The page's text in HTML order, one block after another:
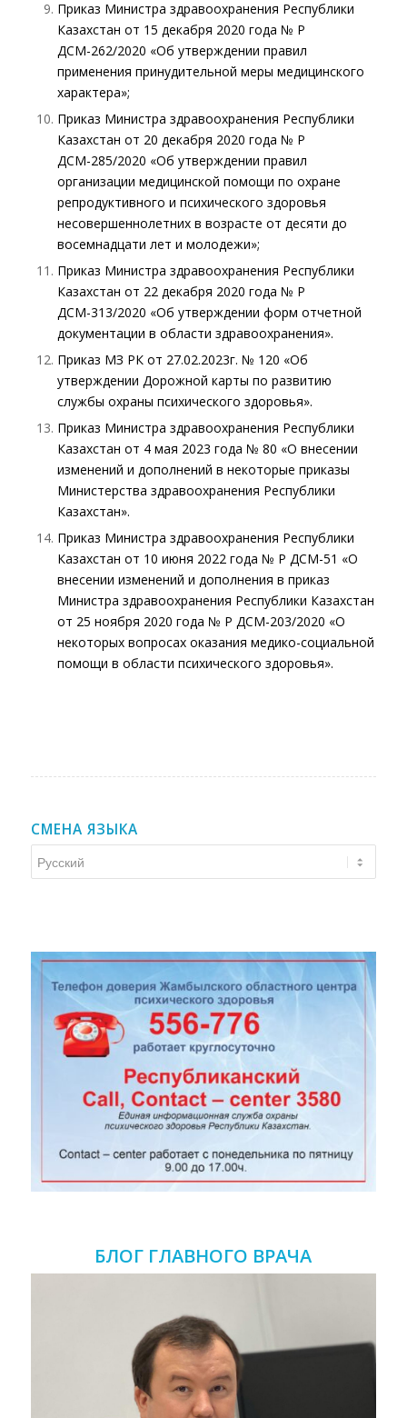
Приказ Министра здравоохранения Республики
Казахстан от 15 декабря 2020 года № ҚР
ДСМ-262/2020 «Об утверждении правил
применения принудительной меры медицинского
характера»;
Приказ Министра здравоохранения Республики
Казахстан от 20 декабря 2020 года № ҚР
ДСМ-285/2020 «Об утверждении правил
организации медицинской помощи по охране
репродуктивного и психического здоровья
несовершеннолетних в возрасте от десяти до
восемнадцати лет и молодежи»;
Приказ Министра здравоохранения Республики
Казахстан от 22 декабря 2020 года № ҚР
ДСМ-313/2020 «Об утверждении форм отчетной
документации в области здравоохранения».
Приказ МЗ РК от 27.02.2023г. № 120 «Об
утверждении Дорожной карты по развитию
службы охраны психического здоровья».
Приказ Министра здравоохранения Республики
Казахстан от 4 мая 2023 года № 80 «О внесении
изменений и дополнений в некоторые приказы
Министерства здравоохранения Республики
Казахстан».
Приказ Министра здравоохранения Республики
Казахстан от 10 июня 2022 года № ҚР ДСМ-51 «О
внесении изменений и дополнения в приказ
Министра здравоохранения Республики Казахстан
от 25 ноября 2020 года № ҚР ДСМ-203/2020 «О
некоторых вопросах оказания медико-социальной
помощи в области психического здоровья».
СМЕНА ЯЗЫКА
языка
БЛОГ ГЛАВНОГО ВРАЧА